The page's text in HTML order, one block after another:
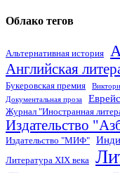
Облако тегов
Альтернативная история
Английская
Букеровская премия
Документальная проза
Журнал "Иностранная
Издательство
Издательство "МИФ"
Литература XIX века